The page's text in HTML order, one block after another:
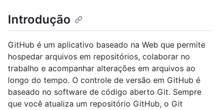
Introdução
GitHub é um aplicativo baseado na Web que permite
hospedar arquivos em repositórios, colaborar no
trabalho e acompanhar alterações em arquivos ao
longo do tempo. O controle de versão em GitHub é
baseado no software de código aberto Git. Sempre
que você atualiza um repositório GitHub, o Git